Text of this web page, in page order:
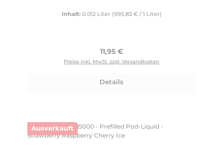
Inhalt: 0.012 Liter (995,83 € / 1 Liter)
Regulärer Preis:
11,95 €
Preise inkl. MwSt. zzgl. Versandkosten
Details
Ausverkauft